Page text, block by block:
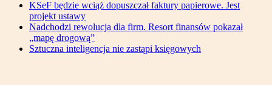
KSeF będzie wciąż dopuszczał faktury papierowe. Jest
projekt ustawy
Nadchodzi rewolucja dla firm. Resort finansów pokazał
„mapę drogową”
Sztuczna inteligencja nie zastąpi księgowych